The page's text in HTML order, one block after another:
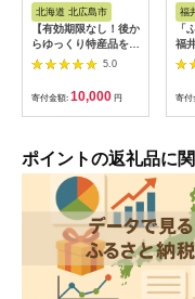
北海道 北広島市
【有効期限なし！後か
らゆっくり特産品を選
べる】北海道北広島市
カタログポイント
5.0
寄付金額: 10,000 円
福
「
福
イ
分
べ
域
ジ
レ
ス
タ
送
寄付
ポイントの返礼品に